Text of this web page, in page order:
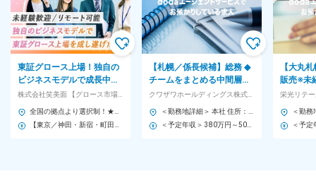
東証グロース上場！独自の
ビジネスモデルで成長中★
年休125日・土日祝休みと
プライベートも充実！
【札幌／係長候補】総務 ◆
チームをまとめる中間層募
集｜残業少なめ・年休124
【大丸
販売※未
ぼなし／
接客ス
栄光リテ